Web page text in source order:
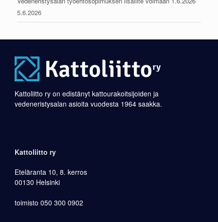
5.6.2026
Kattoliitto ry on edistänyt kattourakoitsijoiden ja
vedeneristysalan asioita vuodesta 1964 saakka.
Kattoliitto ry
Eteläranta 10, 8. kerros
00130 Helsinki
toimisto 050 300 0902